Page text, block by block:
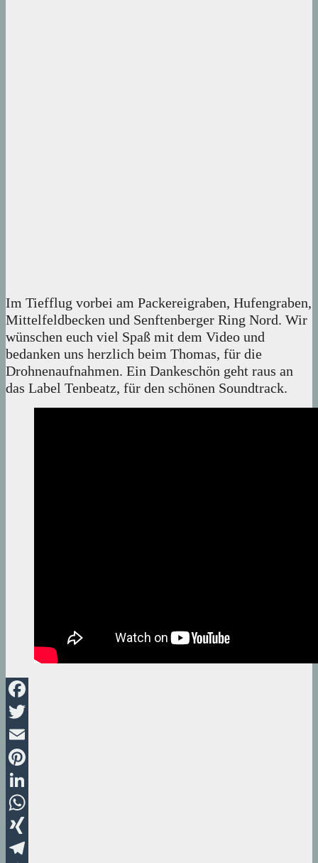
Im Tiefflug vorbei am Packereigraben, Hufengraben,
Mittelfeldbecken und Senftenberger Ring Nord. Wir
wünschen euch viel Spaß mit dem Video und
bedanken uns herzlich beim Thomas, für die
Drohnenaufnahmen. Ein Dankeschön geht raus an
das Label Tenbeatz, für den schönen Soundtrack.
Facebook
Twitter
Email
Pinterest
LinkedIn
WhatsApp
XING